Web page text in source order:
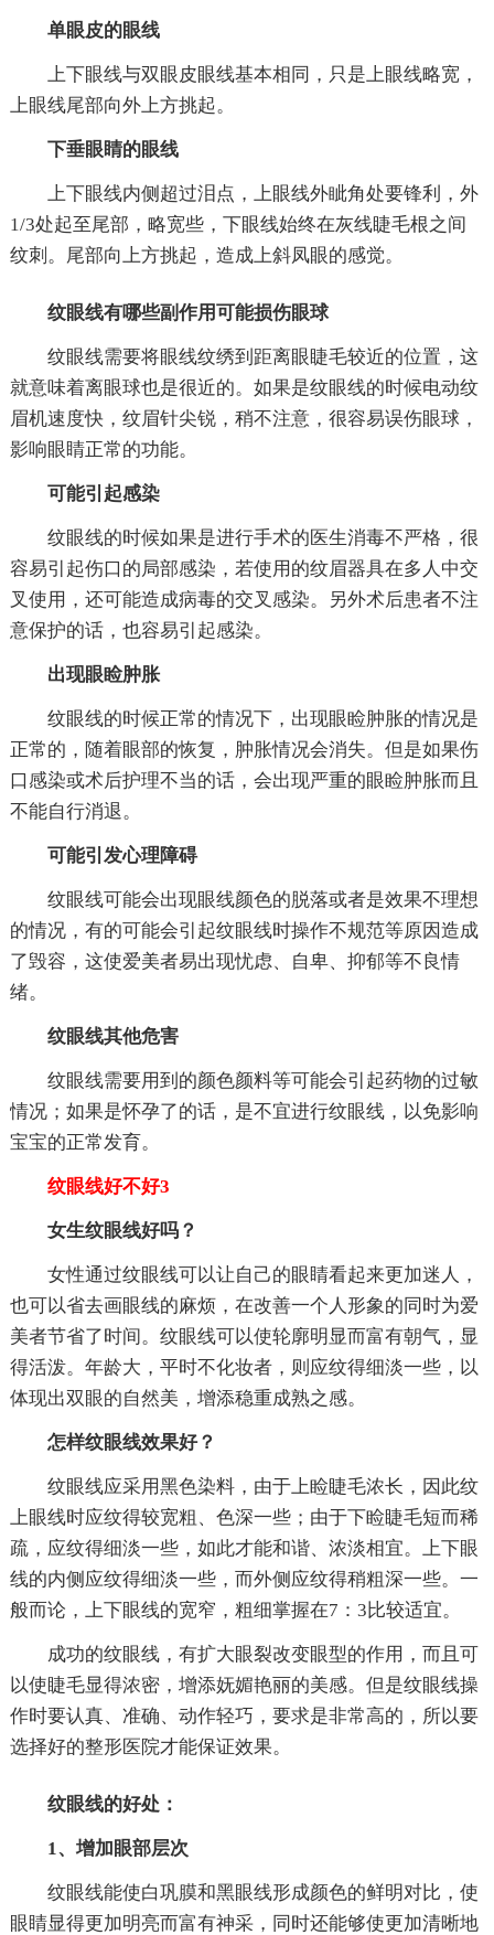
单眼皮的眼线
上下眼线与双眼皮眼线基本相同，只是上眼线略宽，
上眼线尾部向外上方挑起。
下垂眼睛的眼线
上下眼线内侧超过泪点，上眼线外眦角处要锋利，外
1/3处起至尾部，略宽些，下眼线始终在灰线睫毛根之间
纹刺。尾部向上方挑起，造成上斜凤眼的感觉。
纹眼线有哪些副作用可能损伤眼球
纹眼线需要将眼线纹绣到距离眼睫毛较近的位置，这
就意味着离眼球也是很近的。如果是纹眼线的时候电动纹
眉机速度快，纹眉针尖锐，稍不注意，很容易误伤眼球，
影响眼睛正常的功能。
可能引起感染
纹眼线的时候如果是进行手术的医生消毒不严格，很
容易引起伤口的局部感染，若使用的纹眉器具在多人中交
叉使用，还可能造成病毒的交叉感染。另外术后患者不注
意保护的话，也容易引起感染。
出现眼睑肿胀
纹眼线的时候正常的情况下，出现眼睑肿胀的情况是
正常的，随着眼部的恢复，肿胀情况会消失。但是如果伤
口感染或术后护理不当的话，会出现严重的眼睑肿胀而且
不能自行消退。
可能引发心理障碍
纹眼线可能会出现眼线颜色的脱落或者是效果不理想
的情况，有的可能会引起纹眼线时操作不规范等原因造成
了毁容，这使爱美者易出现忧虑、自卑、抑郁等不良情
绪。
纹眼线其他危害
纹眼线需要用到的颜色颜料等可能会引起药物的过敏
情况；如果是怀孕了的话，是不宜进行纹眼线，以免影响
宝宝的正常发育。
纹眼线好不好3
女生纹眼线好吗？
女性通过纹眼线可以让自己的眼睛看起来更加迷人，
也可以省去画眼线的麻烦，在改善一个人形象的同时为爱
美者节省了时间。纹眼线可以使轮廓明显而富有朝气，显
得活泼。年龄大，平时不化妆者，则应纹得细淡一些，以
体现出双眼的自然美，增添稳重成熟之感。
怎样纹眼线效果好？
纹眼线应采用黑色染料，由于上睑睫毛浓长，因此纹
上眼线时应纹得较宽粗、色深一些；由于下睑睫毛短而稀
疏，应纹得细淡一些，如此才能和谐、浓淡相宜。上下眼
线的内侧应纹得细淡一些，而外侧应纹得稍粗深一些。一
般而论，上下眼线的宽窄，粗细掌握在7：3比较适宜。
成功的纹眼线，有扩大眼裂改变眼型的作用，而且可
以使睫毛显得浓密，增添妩媚艳丽的美感。但是纹眼线操
作时要认真、准确、动作轻巧，要求是非常高的，所以要
选择好的整形医院才能保证效果。
纹眼线的好处：
1、增加眼部层次
纹眼线能使白巩膜和黑眼线形成颜色的鲜明对比，使
眼睛显得更加明亮而富有神采，同时还能够使更加清晰地